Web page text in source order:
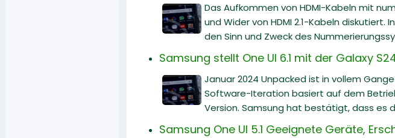
Das Aufkommen von HDMI-Kabeln mit
und Wider von HDMI 2.1-Kabeln
den Sinn und Zweck des
Samsung stellt One UI 6.1 mit der Galaxy
Januar 2024 Unpacked ist in vollem
Software-Iteration basiert auf dem
Version. Samsung hat bestätigt, dass es
Samsung One UI 5.1 Geeignete Geräte,